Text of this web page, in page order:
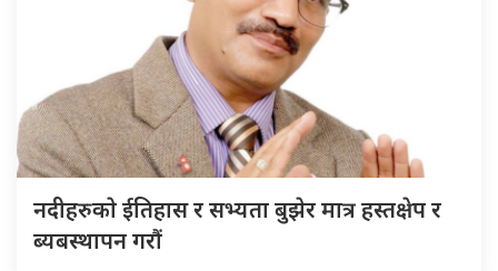
नदीहरुकाे ईतिहास र सभ्यता बुझेर मात्र हस्तक्षेप र
ब्यबस्थापन गराैं